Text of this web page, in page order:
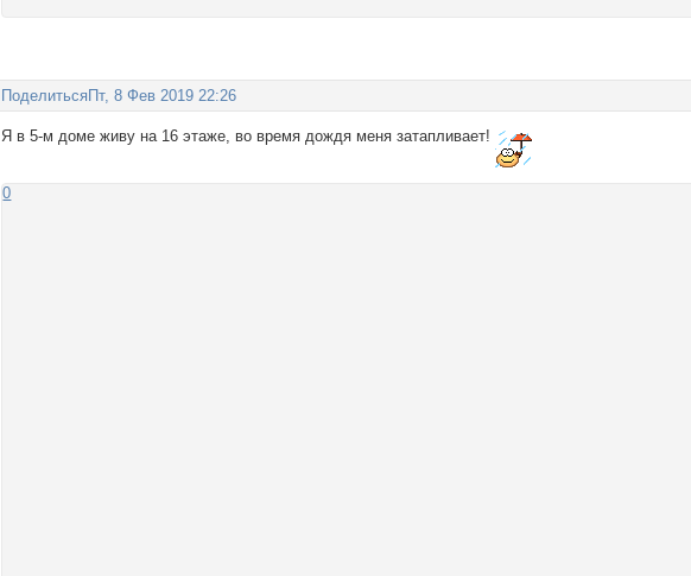
Поделиться Пт, 8 Фев 2019 22:26
Я в 5-м доме живу на 16 этаже, во время дождя меня затапливает!
0